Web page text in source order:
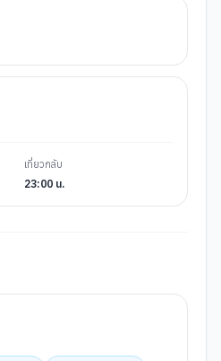
เที่ยวกลับ
23:00 น.